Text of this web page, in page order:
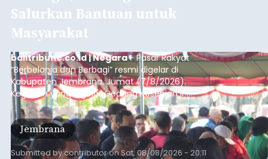
Salurkan Bantuan untuk
Masyarakat
balitribune.co.id | Negara- Pasar Rakyat
“Berbelanja dan Berbagi” resmi digelar di
Kabupaten Jembrana, Jumat (7/8/2026).
Kegiatan yang digelar Gedung Kesenian Ir.
Soekarno ini memadukan pemberdayaan
ekonomi masyarakat dengan aksi sosial tersebut
mendapat antusiasme tinggi dan mencatat nilai
transaksi mencapai Rp672.733.200.
Jembrana
Submitted bycontributoronSat, 08/08/2026 - 20:11